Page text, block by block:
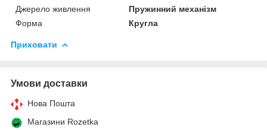
Джерело живлення
Пружинний механізм
Форма
Кругла
Приховати
Умови доставки
Нова Пошта
Магазини Rozetka